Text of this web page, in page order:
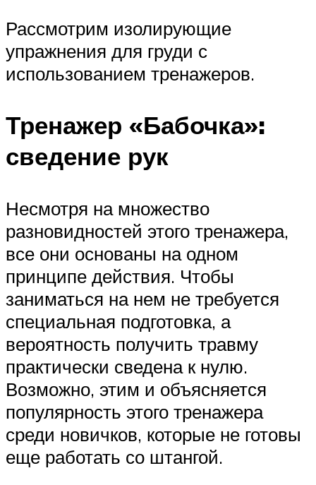
Рассмотрим изолирующие
упражнения для груди с
использованием тренажеров.
Тренажер «Бабочка»:
сведение рук
Несмотря на множество
разновидностей этого тренажера,
все они основаны на одном
принципе действия. Чтобы
заниматься на нем не требуется
специальная подготовка, а
вероятность получить травму
практически сведена к нулю.
Возможно, этим и объясняется
популярность этого тренажера
среди новичков, которые не готовы
еще работать со штангой.